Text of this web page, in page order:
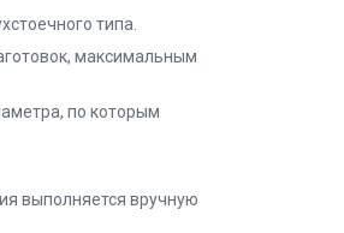
типа.
максимальным
по которым
выполняется вручную